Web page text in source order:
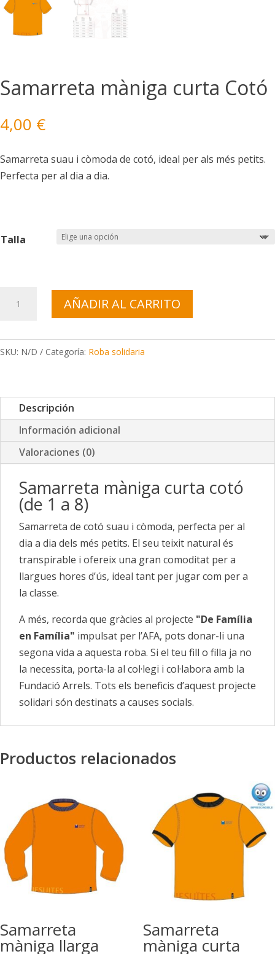
Samarreta màniga curta Cotó
4,00 €
Samarreta suau i còmoda de cotó, ideal per als més petits.
Perfecta per al dia a dia.
Talla
màniga
Cotó
AÑADIR AL CARRITO
SKU: N/D Categoría: Roba solidaria
Descripción
Información adicional
Valoraciones (0)
Samarreta màniga curta cotó
(de 1 a 8)
Samarreta de cotó suau i còmoda, perfecta per al
dia a dia dels més petits. El seu teixit natural és
transpirable i ofereix una gran comoditat per a
llargues hores d’ús, ideal tant per jugar com per a
la classe.
A més, recorda que gràcies al projecte "De Família
en Família" impulsat per l’AFA, pots donar-li una
segona vida a aquesta roba. Si el teu fill o filla ja no
la necessita, porta-la al col·legi i col·labora amb la
Fundació Arrels. Tots els beneficis d’aquest projecte
solidari són destinats a causes socials.
Productos relacionados
Samarreta
màniga llarga
Samarreta
màniga curta